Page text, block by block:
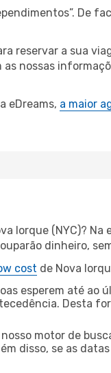
De
reservar a sua
nossas
eDreams, a maior
Iorque (NYC)?
dinheiro,
cost de Nova
esperem até
Desta
nosso motor de
disso, se as